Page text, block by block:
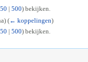
| 500) bekijken.
(← koppelingen)
| 500) bekijken.